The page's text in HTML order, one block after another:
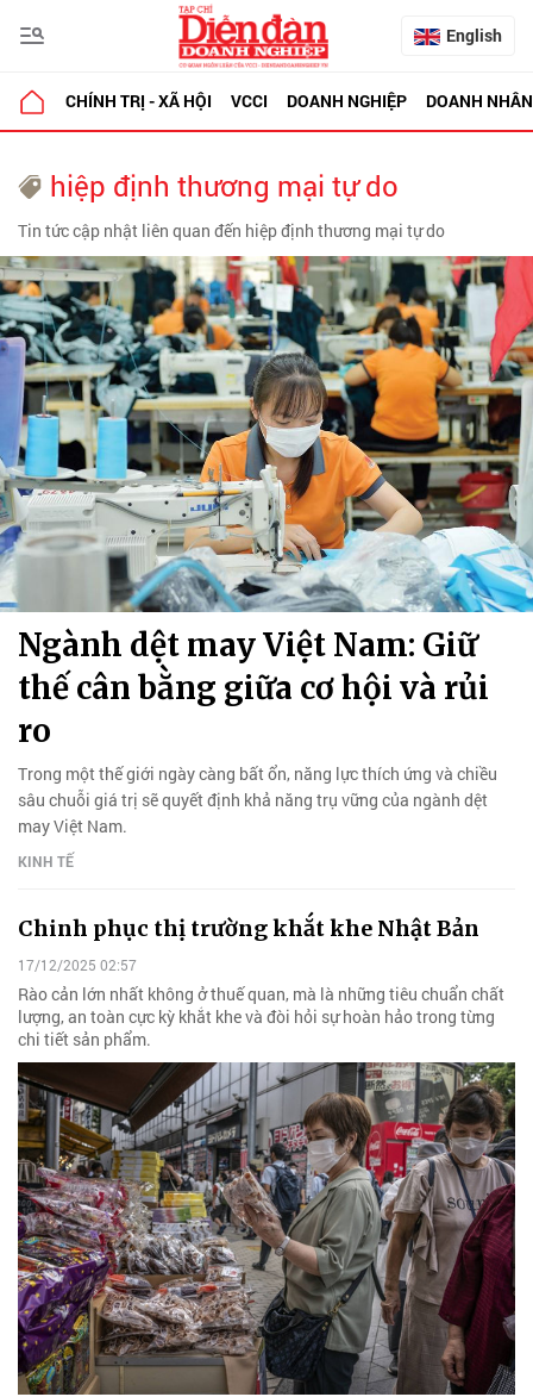
English
CHÍNH TRỊ - XÃ HỘI VCCI DOANH NGHIỆP DOANH NHÂN
hiệp định thương mại tự do
Tin tức cập nhật liên quan đến hiệp định thương mại tự do
Ngành dệt may Việt Nam: Giữ
thế cân bằng giữa cơ hội và rủi
ro
Trong một thế giới ngày càng bất ổn, năng lực thích ứng và chiều
sâu chuỗi giá trị sẽ quyết định khả năng trụ vững của ngành dệt
may Việt Nam.
KINH TẾ
Chinh phục thị trường khắt khe Nhật Bản
17/12/2025 02:57
Rào cản lớn nhất không ở thuế quan, mà là những tiêu chuẩn chất
lượng, an toàn cực kỳ khắt khe và đòi hỏi sự hoàn hảo trong từng
chi tiết sản phẩm.